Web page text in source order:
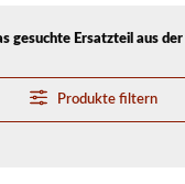
gesuchte Ersatzteil aus
Produkte filtern